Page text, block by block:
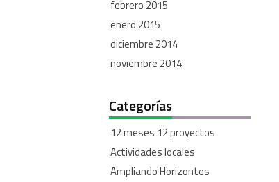
febrero 2015
enero 2015
diciembre 2014
noviembre 2014
Categorías
12 meses 12 proyectos
Actividades locales
Ampliando Horizontes